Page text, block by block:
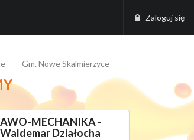
Zaloguj się
Gm. Nowe Skalmierzyce
AWO-MECHANIKA -
Waldemar Działocha